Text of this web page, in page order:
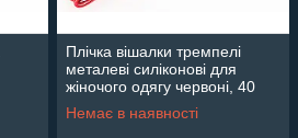
Плічка вішалки тремпелі
металеві силіконові для
жіночого одягу червоні, 40
см,10 шт
Немає в наявності